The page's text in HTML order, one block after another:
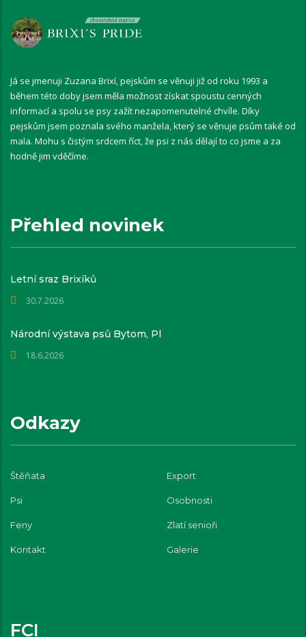
Já se jmenuji Zuzana Brixí, pejskům se věnuji již od roku 1993 a
během této doby jsem měla možnost získat spoustu cenných
informací a spolu se psy zažít nezapomenutelné chvíle. Díky
pejskům jsem poznala svého manžela, který se věnuje psům také od
mala. Mohu s čistým srdcem říct, že psi z nás dělají to co jsme a za
hodně jim vděčíme.
Přehled novinek
Letní sraz Brixíků
30.7.2026
Národní výstava psů Bytom, Pl
18.6.2026
Odkazy
Štěňata Export
Psi Osobnosti
Feny Zlatí senioři
Kontakt Galerie
FCI